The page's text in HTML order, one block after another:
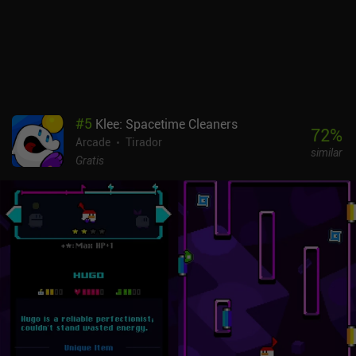
#5 Klee: Spacetime Cleaners
Arcade
Tirador
Gratis
72%
similar